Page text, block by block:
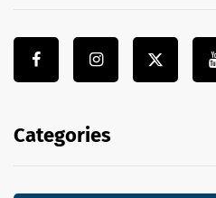
Categories